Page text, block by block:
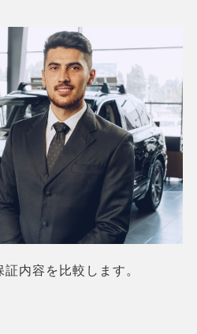
内容を比較します。